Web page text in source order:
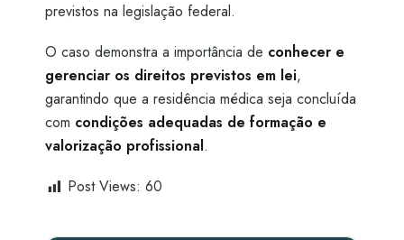
previstos na legislação federal.
O caso demonstra a importância de conhecer e
gerenciar os direitos previstos em lei,
garantindo que a residência médica seja concluída
com condições adequadas de formação e
valorização profissional.
Post Views: 60